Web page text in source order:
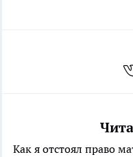
Как я отстоял право